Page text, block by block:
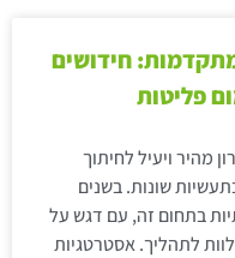
חידושים
פליטות
מהיר ויעיל לחיתוך
שונות. בשנים
בתחום זה, עם דגש על
לתהליך. אסטרטגיות